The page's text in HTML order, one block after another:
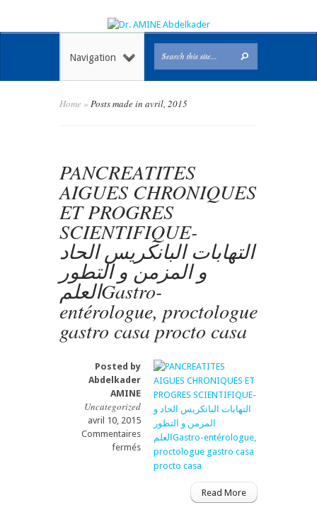
Navigation
Home » Posts made in avril, 2015
PANCREATITES
AIGUES CHRONIQUES
ET PROGRES
SCIENTIFIQUE-
التهابات البانكريس الحاد
و المزمن و التطور
العلمGastro-
entérologue, proctologue
gastro casa procto casa
Posted by
Abdelkader
AMINE
Uncategorized
avril 10, 2015
Commentaires
ferméssur
PANCREATITES
AIGUES
CHRONIQUES
Read More